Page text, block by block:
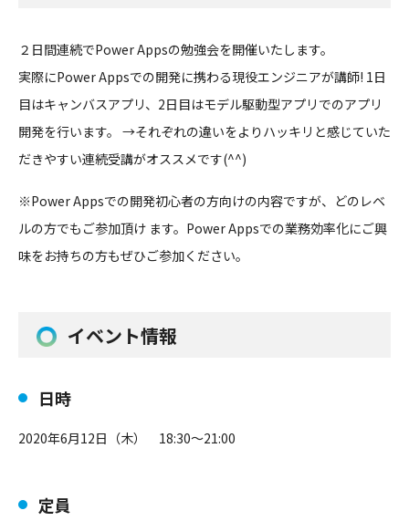
２日間連続でPower Appsの勉強会を開催いたします。
実際にPower Appsでの開発に携わる現役エンジニアが講師! 1日
目はキャンバスアプリ、 2日目はモデル駆動型アプリでのアプリ
開発を行います。 →それぞれの違いをよりハッキリと感じていた
だきやすい連続受講がオススメです(^^)
※Power Appsでの開発初心者の方向けの内容ですが、どのレベ
ルの方でもご参加頂け ます。 Power Appsでの業務効率化にご興
味をお持ちの方もぜひご参加ください。
イベント情報
日時
2020年6月12日（木） 18:30～21:00
定員